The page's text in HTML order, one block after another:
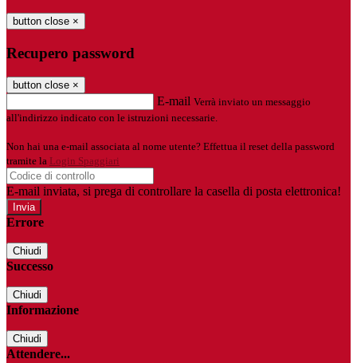
button close ×
Recupero password
button close ×
E-mail Verrà inviato un messaggio
all'indirizzo indicato con le istruzioni necessarie.
Non hai una e-mail associata al nome utente? Effettua il reset della password
tramite la Login Spaggiari
E-mail inviata, si prega di controllare la casella di posta elettronica!
Errore
Chiudi
Successo
Chiudi
Informazione
Chiudi
Attendere...